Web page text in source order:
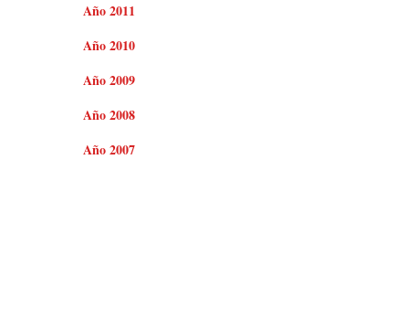
Año 2011
Año 2010
Año 2009
Año 2008
Año 2007